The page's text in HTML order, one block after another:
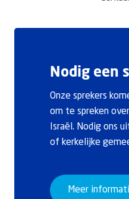
Nodig een
Onze sprekers
om te spreken
Israël. Nodig ons
of kerkelijke
Meer